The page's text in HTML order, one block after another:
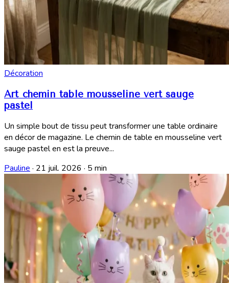
Décoration
Art chemin table mousseline vert sauge
pastel
Un simple bout de tissu peut transformer une table ordinaire
en décor de magazine. Le chemin de table en mousseline vert
sauge pastel en est la preuve...
Pauline · 21 juil. 2026 · 5 min